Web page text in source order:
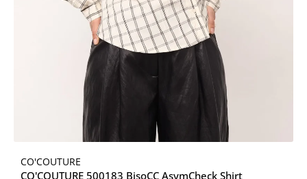
CO'COUTURE
CO'COUTURE 500183 BisoCC AsymCheck Shirt